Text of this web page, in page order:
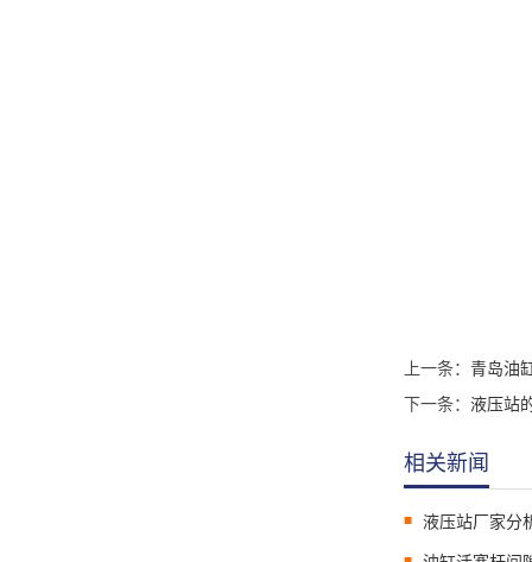
上一条： 青岛油
下一条： 液压站
相关新闻
液压站厂家分